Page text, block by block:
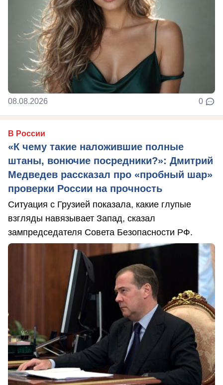
08.08.2026 0
В России
«К чему такие наложившие полные
штаны, вонючие посредники?»: Дмитрий
Медведев рассказал про «пробный шар»
проверки России на прочность
Ситуация с Грузией показала, какие глупые
взгляды навязывает Запад, сказал
зампредседателя Совета Безопасности РФ.